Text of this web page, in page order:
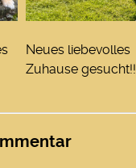
Neues liebevolles
Zuhause gesucht!!